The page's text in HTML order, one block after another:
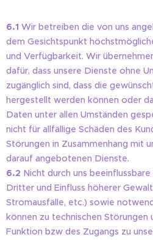
6.1 Wir betreiben die von uns
dem Gesichtspunkt
und Verfügbarkeit. Wir
dafür, dass unsere Dienste ohne
zugänglich sind, dass die
hergestellt werden können oder
Daten unter allen Umständen
nicht für allfällige Schäden des
Störungen in Zusammenhang mit
darauf angebotenen Dienste.
6.2 Nicht durch uns
Dritter und Einfluss höherer
Stromausfälle, etc.) sowie
können zu technischen Störungen
Funktion bzw des Zugangs zu